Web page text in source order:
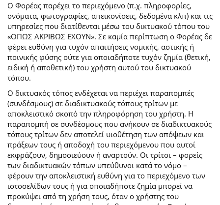
Ο Φορέας παρέχει το περιεχόμενο (π.χ. πληροφορίες,
ονόματα, φωτογραφίες, απεικονίσεις, δεδομένα κλπ) και τις
υπηρεσίες που διατίθενται μέσω του δικτυακού τόπου του
«ΟΠΩΣ ΑΚΡΙΒΩΣ ΕΧΟΥΝ». Σε καμία περίπτωση ο Φορέας δε
φέρει ευθύνη για τυχόν απαιτήσεις νομικής, αστικής ή
ποινικής φύσης ούτε για οποιαδήποτε τυχόν ζημία (θετική,
ειδική ή αποθετική) του χρήστη αυτού του δικτυακού
τόπου.
O δικτυακός τόπος ενδέχεται να περιέχει παραπομπές
(συνδέσμους) σε διαδικτυακούς τόπους τρίτων με
αποκλειστικό σκοπό την πληροφόρηση του χρήστη. Η
παραπομπή σε συνδέσμους που ανήκουν σε διαδικτυακούς
τόπους τρίτων δεν αποτελεί υιοθέτηση των απόψεων και
πράξεων τους ή αποδοχή του περιεχόμενου που αυτοί
εκφράζουν, δημοσιεύουν ή αναρτούν. Οι τρίτοι – φορείς
των διαδικτυακών τόπων υπεύθυνοι κατά το νόμο –
φέρουν την αποκλειστική ευθύνη για το περιεχόμενο των
ιστοσελίδων τους ή για οποιαδήποτε ζημία μπορεί να
προκύψει από τη χρήση τους, όταν ο χρήστης του